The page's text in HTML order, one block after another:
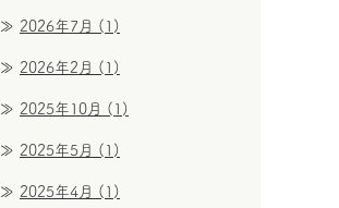
2026年7月 (1)
2026年2月 (1)
2025年10月 (1)
2025年5月 (1)
2025年4月 (1)